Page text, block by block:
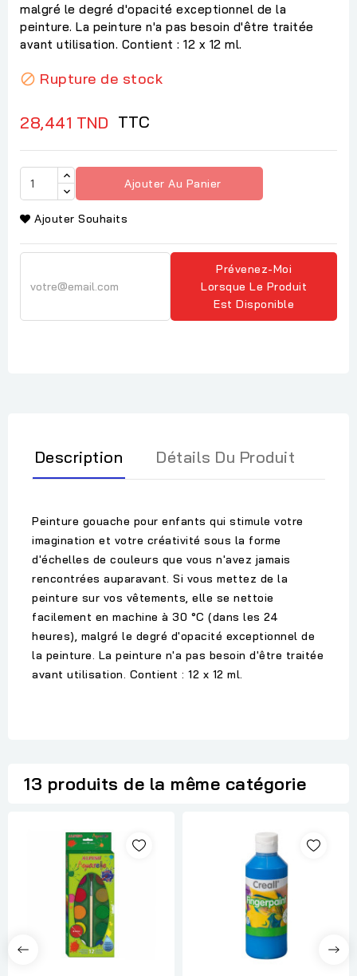
malgré le degré d'opacité exceptionnel de la
peinture. La peinture n'a pas besoin d'être traitée
avant utilisation. Contient : 12 x 12 ml.
 Rupture de stock
28,441 TND TTC
Ajouter Au Panier
Ajouter Souhaits
Prévenez-Moi
Lorsque Le Produit
Est Disponible
Description Détails Du Produit
Peinture gouache pour enfants qui stimule votre
imagination et votre créativité sous la forme
d'échelles de couleurs que vous n'avez jamais
rencontrées auparavant. Si vous mettez de la
peinture sur vos vêtements, elle se nettoie
facilement en machine à 30 °C (dans les 24
heures), malgré le degré d'opacité exceptionnel de
la peinture. La peinture n'a pas besoin d'être traitée
avant utilisation. Contient : 12 x 12 ml.
13 produits de la même catégorie